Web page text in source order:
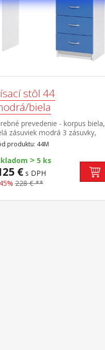
stôl 44
biela
prevedenie - korpus biela,
zásuviek modrá 3 zásuvky,
možná len na pravú stranu
produktu: 44M
> 5 ks
€s DPH
228 € **